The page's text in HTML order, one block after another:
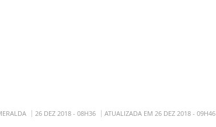
26 DEZ 2018 - 08H36 ATUALIZADA EM 26 DEZ 2018 - 09H46